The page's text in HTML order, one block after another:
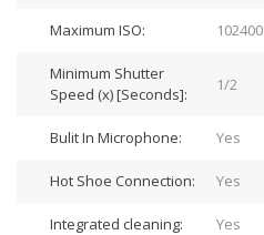
Maximum ISO: 102400
Minimum Shutter
Speed (x) [Seconds]:
1/2
Bulit In Microphone: Yes
Hot Shoe Connection: Yes
Integrated cleaning: Yes